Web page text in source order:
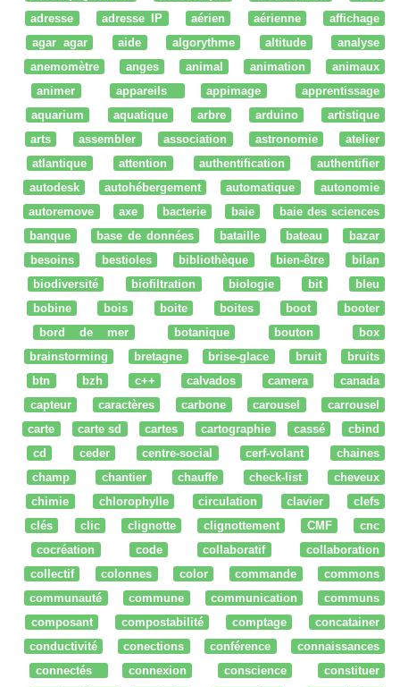
adresse
adresse IP aérien aérienne
affichage
agar agar
aide algorythme altitude
analyse
anemomètre
anges animal animation
animaux
animer
appareils appimage
apprentissage
aquarium
aquatique arbre arduino
artistique
arts
assembler association astronomie
atelier
atlantique
attention authentification
authentifier
autodesk
autohébergement automatique
autonomie
autoremove
axe bacterie baie
baie des sciences
banque
base de données bataille bateau
bazar
besoins
bestioles bibliothèque bien-être
bilan
biodiversité
biofiltration biologie bit
bleu
bobine
bois boite boites boot
booter
bord de mer
botanique bouton
box
brainstorming
bretagne brise-glace bruit
bruits
btn
bzh c++ calvados camera
canada
capteur
caractères carbone carousel
carrousel
carte
carte sd cartes cartographie cassé
cbind
cd
ceder centre-social cerf-volant
chaines
champ
chantier chauffe check-list
cheveux
chimie
chlorophylle circulation clavier
clefs
clés
clic clignotte clignottement CMF
cnc
cocréation
code collaboratif
collaboration
collectif
colonnes color commande
commons
communauté
commune communication
communs
composant
compostabilité comptage
concatainer
conductivité
conections conférence
connaissances
connectés
connexion conscience
constituer